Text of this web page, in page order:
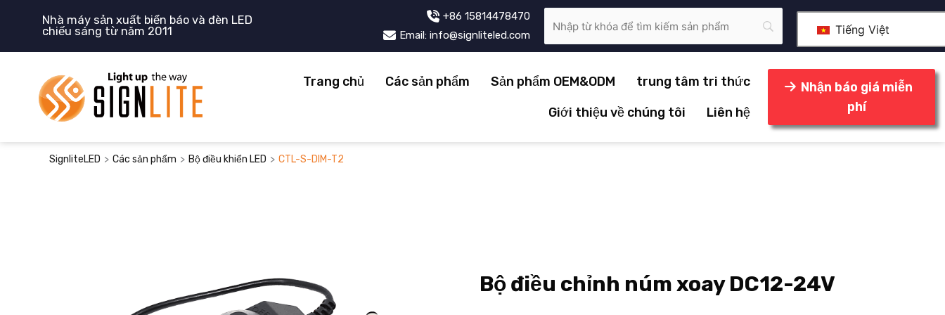
Nhà máy sản xuất biển báo và đèn LED
chiếu sáng từ năm 2011
+86 15814478470
Email: info@signliteled.com
Tiếng Việt
Trang chủ Các sản phẩm Sản phẩm OEM&ODM
trung tâm tri thức
Giới thiệu về chúng tôi
Liên hệ
Nhận báo giá miễn
phí
SignliteLED > Các sản phẩm > Bộ điều khiển LED > CTL-S-DIM-T2
Bộ điều chỉnh núm xoay DC12-24V